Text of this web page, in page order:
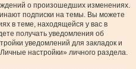
о произошедших изменениях.
подписки на темы. Вы можете
в теме, находящейся у вас в
получать уведомления об
уведомлений для закладок и
настройки» личного раздела.